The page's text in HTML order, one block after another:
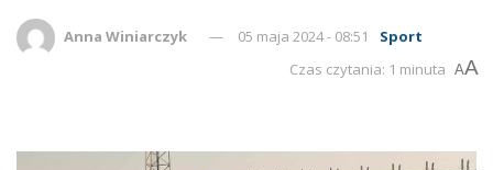
Anna Winiarczyk 05 maja 2024 - 08:51
Sport
Czas czytania: 1 minuta AA